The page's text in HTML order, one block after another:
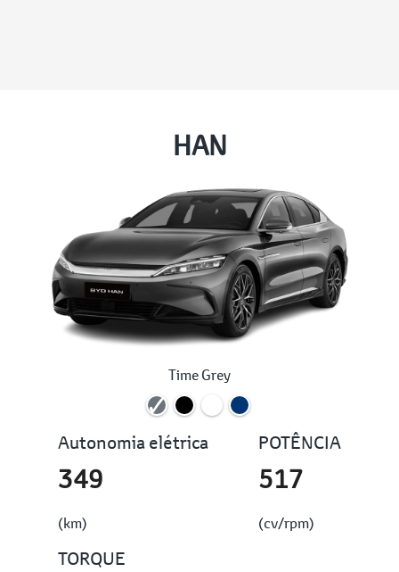
HAN
Time Grey
Autonomia elétrica
349
(km)
POTÊNCIA
517
(cv/rpm)
TORQUE